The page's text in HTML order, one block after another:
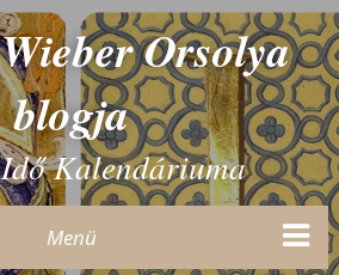
Orsolya
blogja
Kalendáriuma
Menü